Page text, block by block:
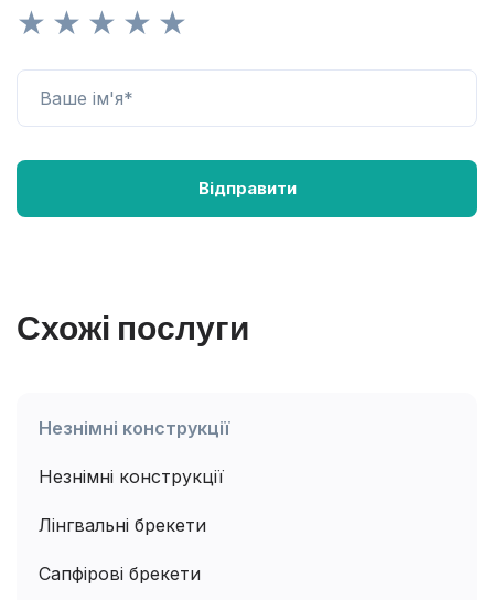
Схожі послуги
Незнімні конструкції
Незнімні конструкції
Лінгвальні брекети
Сапфірові брекети